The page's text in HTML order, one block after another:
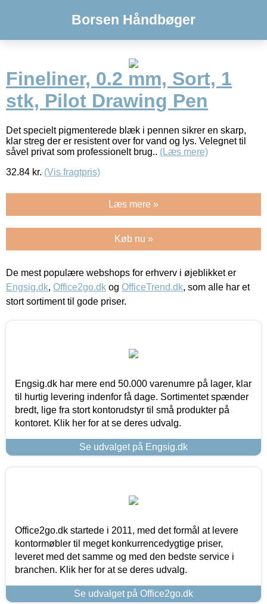
Borsen Håndbøger
Fineliner, 0.2 mm, Sort, 1
stk, Pilot Drawing Pen
Det specielt pigmenterede blæk i pennen sikrer en skarp,
klar streg der er resistent over for vand og lys. Velegnet til
såvel privat som professionelt brug.. (Læs mere)
32.84 kr. (Vis fragtpris)
Læs mere »
Køb nu »
De mest populære webshops for erhverv i øjeblikket er
Engsig.dk, Office2go.dk og OfficeTrend.dk, som alle har et
stort sortiment til gode priser.
Engsig.dk har mere end 50.000 varenumre på lager, klar
til hurtig levering indenfor få dage. Sortimentet spænder
bredt, lige fra stort kontorudstyr til små produkter på
kontoret. Klik her for at se deres udvalg.
Se udvalget på Engsig.dk
Office2go.dk startede i 2011, med det formål at levere
kontormøbler til meget konkurrencedygtige priser,
leveret med det samme og med den bedste service i
branchen. Klik her for at se deres udvalg.
Se udvalget på Office2go.dk